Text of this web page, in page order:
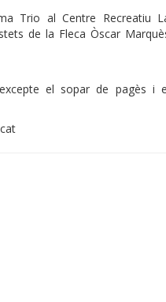
Trio al Centre Recreatiu
de la Fleca Òscar
el sopar de pagès i